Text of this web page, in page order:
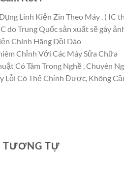
Linh Kiện Zin Theo Máy . ( IC
do Trung Quốc sản xuất sẽ gây
Chính Hãng Dồi Dào
Chỉnh Với Các Máy Sửa Chữa
Có Tâm Trong Nghề , Chuyên
Lỗi Có Thể Chỉnh Được, Không
TƯƠNG TỰ